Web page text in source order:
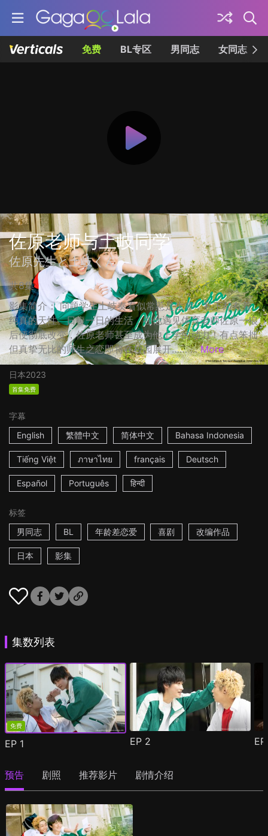
免费 BL专区 男同志 女同志
佐原老师与土岐同学
佐原先生と土岐くん
共8集
影集简介： 问题学生土岐奏看似常惹是生非，私下却有着
纯真的天性。日復一日的生活，在他遇见体育老师佐原一狼
后便彻底改变，佐原老师甚至成为他上学的动力！有点笨拙
但真挚无比的师生之恋即将在校园展开…… ... More
日本2023
首集免费
字幕
English
繁體中文 简体中文 Bahasa Indonesia
Tiếng Việt ภาษาไทย français Deutsch
Español Português हिन्दी
标签
男同志
BL 年龄差恋爱 喜剧 改编作品
日本 影集
集数列表
免费
EP 1 EP 2
预告 剧照 推荐影片 剧情介绍